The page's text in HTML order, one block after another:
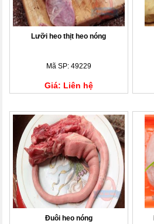
Lưỡi heo thịt heo nóng
Mã SP: 49229
Giá: Liên hệ
Đuôi heo nóng